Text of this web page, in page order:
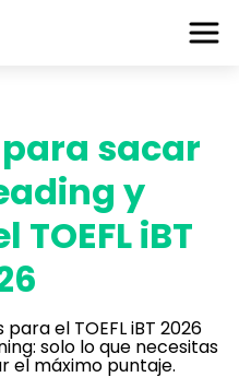
sacar
y
iBT
el TOEFL iBT 2026
solo lo que necesitas
el máximo puntaje.